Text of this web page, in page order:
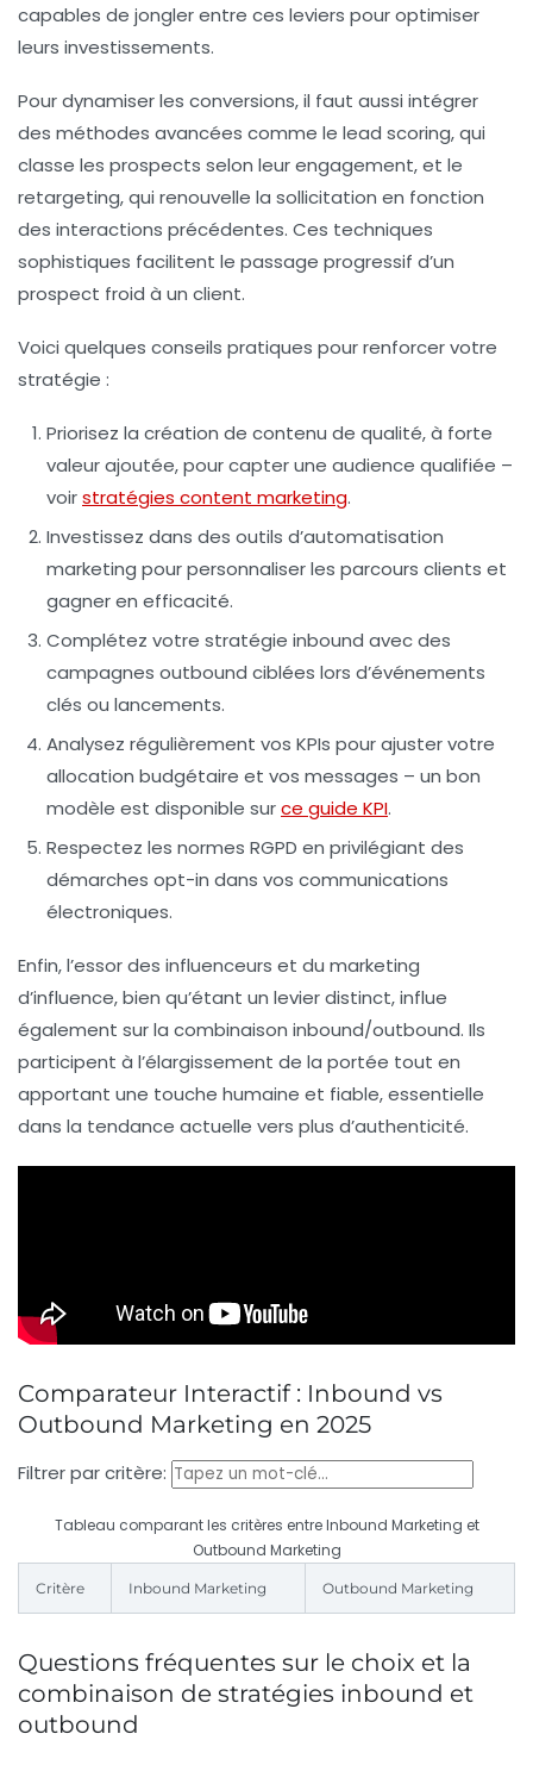
capables de jongler entre ces leviers pour optimiser
leurs investissements.
Pour dynamiser les conversions, il faut aussi intégrer
des méthodes avancées comme le lead scoring, qui
classe les prospects selon leur engagement, et le
retargeting, qui renouvelle la sollicitation en fonction
des interactions précédentes. Ces techniques
sophistiques facilitent le passage progressif d’un
prospect froid à un client.
Voici quelques conseils pratiques pour renforcer votre
stratégie :
Priorisez la création de contenu de qualité, à forte
valeur ajoutée, pour capter une audience qualifiée –
voirstratégies content marketing.
Investissez dans des outils d’automatisation
marketing pour personnaliser les parcours clients et
gagner en efficacité.
Complétez votre stratégie inbound avec des
campagnes outbound ciblées lors d’événements
clés ou lancements.
Analysez régulièrement vos KPIs pour ajuster votre
allocation budgétaire et vos messages – un bon
modèle est disponible surce guide KPI.
Respectez les normes RGPD en privilégiant des
démarches opt-in dans vos communications
électroniques.
Enfin, l’essor des influenceurs et du marketing
d’influence, bien qu’étant un levier distinct, influe
également sur la combinaison inbound/outbound. Ils
participent à l’élargissement de la portée tout en
apportant une touche humaine et fiable, essentielle
dans la tendance actuelle vers plus d’authenticité.
Comparateur Interactif : Inbound vs
Outbound Marketing en 2025
Filtrer par critère:
Tableau comparant les critères entre Inbound Marketing et
Outbound Marketing
Critère Inbound Marketing Outbound Marketing
Questions fréquentes sur le choix et la
combinaison de stratégies inbound et
outbound